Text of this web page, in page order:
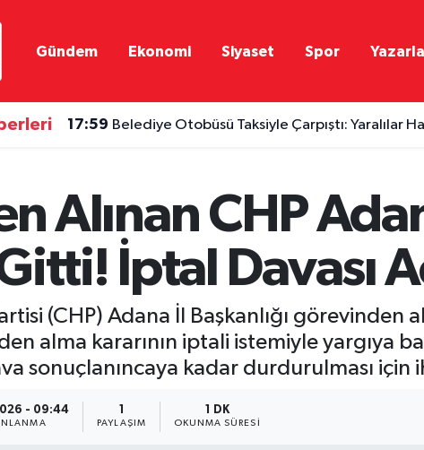
Gündem Ekonomi Siyaset Spor
17:59 Belediye Otobüsü Taksiyle Çarpıştı: Yaralılar
Alınan CHP
İptal Davası
(CHP) Adana İl Başkanlığı görevinden
alma kararının iptali istemiyle yargıya
sonuçlanıncaya kadar durdurulması
- 09:44
PAYLAŞIM
1 DK
OKUNMA SÜRESI